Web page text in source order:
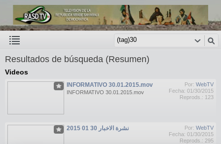
Resultados de búsqueda (Resumen)
Videos
Por: WebTV
Fecha: 01/30/2015
Reprods.: 123
INFORMATIVO 30.01.2015.mov
INFORMATIVO 30.01.2015.mov
Por: WebTV
Fecha: 01/30/2015
Reprods.: 295
نشرة الاخبار 30 01 2015